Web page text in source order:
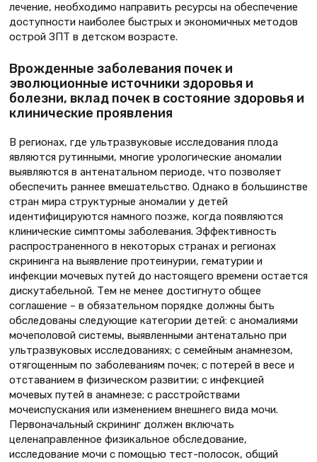
лечение, необходимо направить ресурсы на обеспечение
доступности наиболее быстрых и экономичных методов
острой ЗПТ в детском возрасте.
Врожденные заболевания почек и
эволюционные источники здоровья и
болезни, вклад почек в состояние здоровья и
клинические проявления
В регионах, где ультразвуковые исследования плода
являются рутинными, многие урологические аномалии
выявляются в антенатальном периоде, что позволяет
обеспечить раннее вмешательство. Однако в большинстве
стран мира структурные аномалии у детей
идентифицируются намного позже, когда появляются
клинические симптомы заболевания. Эффективность
распространенного в некоторых странах и регионах
скрининга на выявление протеинурии, гематурии и
инфекции мочевых путей до настоящего времени остается
дискутабельной. Тем не менее достигнуто общее
соглашение – в обязательном порядке должны быть
обследованы следующие категории детей: с аномалиями
мочеполовой системы, выявленными антенатально при
ультразвуковых исследованиях; с семейным анамнезом,
отягощенным по заболеваниям почек; с потерей в весе и
отставанием в физическом развитии; с инфекцией
мочевых путей в анамнезе; с расстройствами
мочеиспускания или изменением внешнего вида мочи.
Первоначальный скрининг должен включать
целенаправленное физикальное обследование,
исследование мочи с помощью тест-полосок, общий